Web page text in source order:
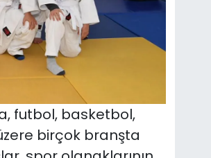
futbol, basketbol,
birçok branşta